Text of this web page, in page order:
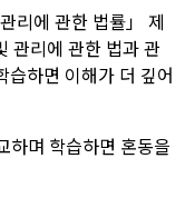
리에 관한 법률」 제
관리에 관한 법과 관
습하면 이해가 더 깊어
하며 학습하면 혼동을